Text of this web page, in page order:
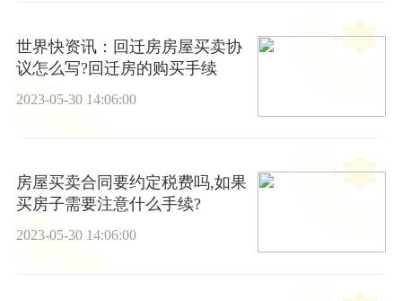
世界快资讯：回迁房房屋买卖协
议怎么写?回迁房的购买手续
2023-05-30 14:06:00
房屋买卖合同要约定税费吗,如果
买房子需要注意什么手续?
2023-05-30 14:06:00